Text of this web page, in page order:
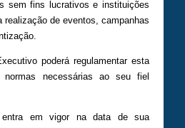
sem fins lucrativos e instituições
realização de eventos, campanhas
poderá regulamentar esta
normas necessárias ao seu fiel
em vigor na data de sua